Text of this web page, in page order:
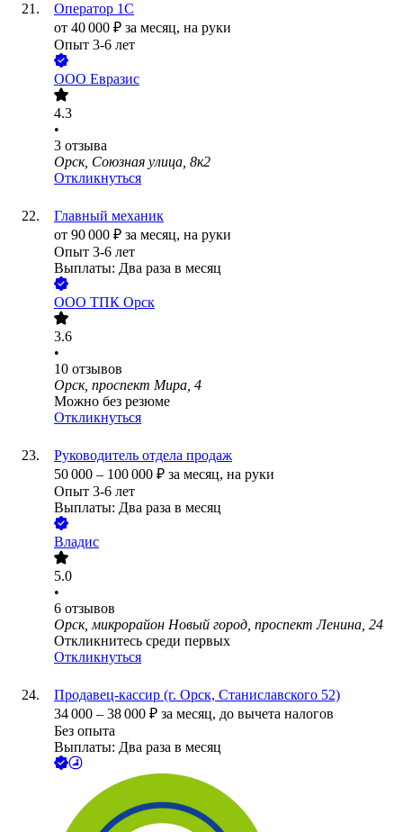
Оператор 1С
от 40 000 ₽ за месяц, на руки
Опыт 3-6 лет
ООО Евразис
4.3
•
3 отзыва
Орск, Союзная улица, 8к2
Откликнуться
Главный механик
от 90 000 ₽ за месяц, на руки
Опыт 3-6 лет
Выплаты: Два раза в месяц
ООО ТПК Орск
3.6
•
10 отзывов
Орск, проспект Мира, 4
Можно без резюме
Откликнуться
Руководитель отдела продаж
50 000 – 100 000 ₽ за месяц, на руки
Опыт 3-6 лет
Выплаты: Два раза в месяц
Владис
5.0
•
6 отзывов
Орск, микрорайон Новый город, проспект Ленина, 24
Откликнитесь среди первых
Откликнуться
Продавец-кассир (г. Орск, Станиславского 52)
34 000 – 38 000 ₽ за месяц, до вычета налогов
Без опыта
Выплаты: Два раза в месяц